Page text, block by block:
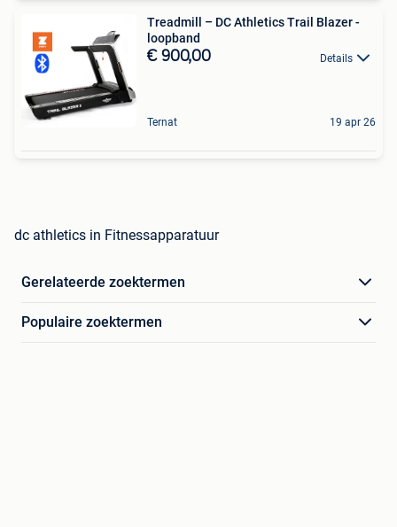
Treadmill – DC Athletics Trail Blazer -
loopband
€ 900,00 Details
Ternat 19 apr 26
dc athletics in Fitnessapparatuur
Gerelateerde zoektermen
Populaire zoektermen